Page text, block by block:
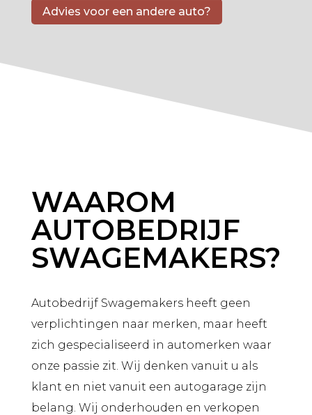
Advies voor een andere auto?
WAAROM
AUTOBEDRIJF
SWAGEMAKERS?
Autobedrijf Swagemakers heeft geen
verplichtingen naar merken, maar heeft
zich gespecialiseerd in automerken waar
onze passie zit. Wij denken vanuit u als
klant en niet vanuit een autogarage zijn
belang. Wij onderhouden en verkopen